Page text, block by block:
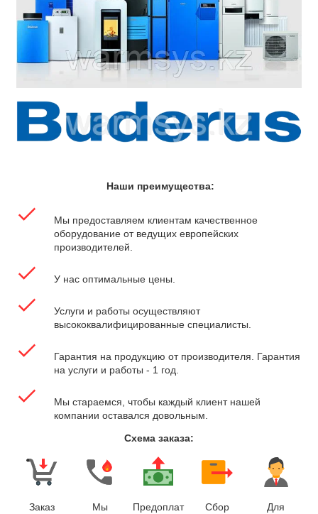
Наши преимущества:
Мы предоставляем клиентам качественное
оборудование от ведущих европейских
производителей.
У нас оптимальные цены.
Услуги и работы осуществляют
высококвалифицированные специалисты.
Гарантия на продукцию от производителя. Гарантия
на услуги и работы - 1 год.
Мы стараемся, чтобы каждый клиент нашей
компании оставался довольным.
Схема заказа:
Заказ
Мы
Предоплат
Сбор
Для